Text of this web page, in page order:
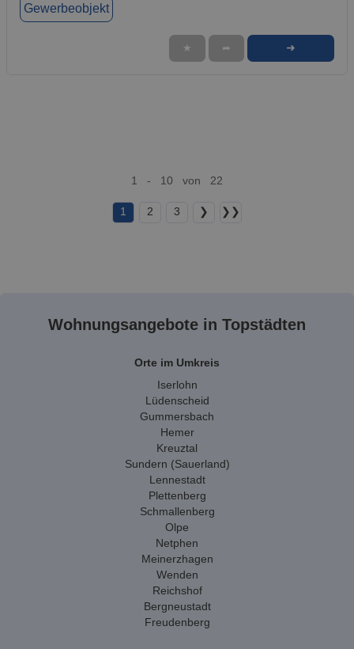
Gewerbeobjekt
★ ➦ ➜
1 - 10 von 22
1 2 3 ❯ ❯❯
Wohnungsangebote in Topstädten
Orte im Umkreis
Iserlohn
Lüdenscheid
Gummersbach
Hemer
Kreuztal
Sundern (Sauerland)
Lennestadt
Plettenberg
Schmallenberg
Olpe
Netphen
Meinerzhagen
Wenden
Reichshof
Bergneustadt
Freudenberg